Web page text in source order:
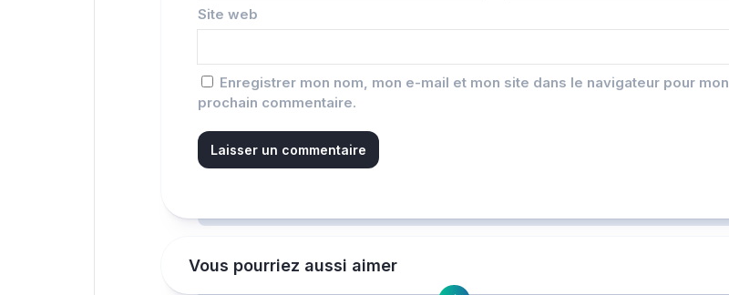
Site web
Enregistrer mon nom, mon e-mail et mon site dans le navigateur pour mon
prochain commentaire.
Vous pourriez aussi aimer